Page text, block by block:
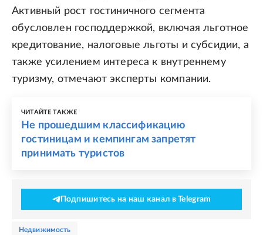
Активный рост гостиничного сегмента
обусловлен господдержкой, включая льготное
кредитование, налоговые льготы и субсидии, а
также усилением интереса к внутреннему
туризму, отмечают эксперты компании.
ЧИТАЙТЕ ТАКЖЕ
Не прошедшим классификацию
гостиницам и кемпингам запретят
принимать туристов
Подпишитесь на наш канал в Telegram
недвижимость